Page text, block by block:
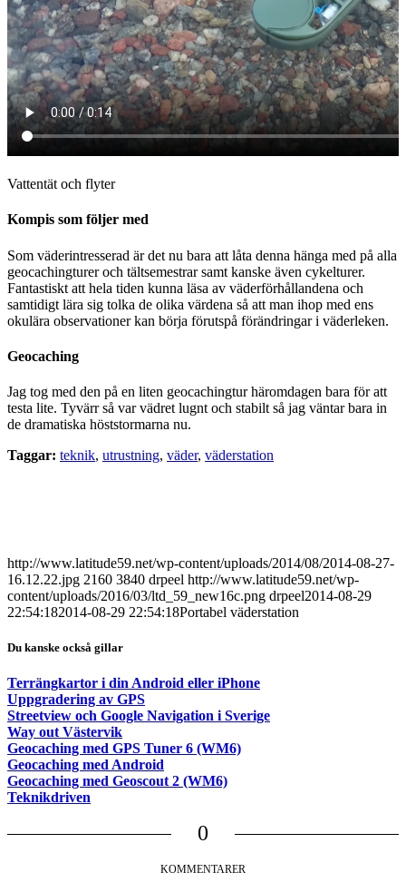
Vattentät och flyter
Kompis som följer med
Som väderintresserad är det nu bara att låta denna hänga med på alla
geocachingturer och tältsemestrar samt kanske även cykelturer.
Fantastiskt att hela tiden kunna läsa av väderförhållandena och
samtidigt lära sig tolka de olika värdena så att man ihop med ens
okulära observationer kan börja förutspå förändringar i väderleken.
Geocaching
Jag tog med den på en liten geocachingtur häromdagen bara för att
testa lite. Tyvärr så var vädret lugnt och stabilt så jag väntar bara in
de dramatiska höststormarna nu.
Taggar: teknik, utrustning, väder, väderstation
http://www.latitude59.net/wp-content/uploads/2014/08/2014-08-27-
16.12.22.jpg 2160 3840 drpeel http://www.latitude59.net/wp-
content/uploads/2016/03/ltd_59_new16c.png drpeel2014-08-29
22:54:182014-08-29 22:54:18Portabel väderstation
Du kanske också gillar
Terrängkartor i din Android eller iPhone
Uppgradering av GPS
Streetview och Google Navigation i Sverige
Way out Västervik
Geocaching med GPS Tuner 6 (WM6)
Geocaching med Android
Geocaching med Geoscout 2 (WM6)
Teknikdriven
0
KOMMENTARER